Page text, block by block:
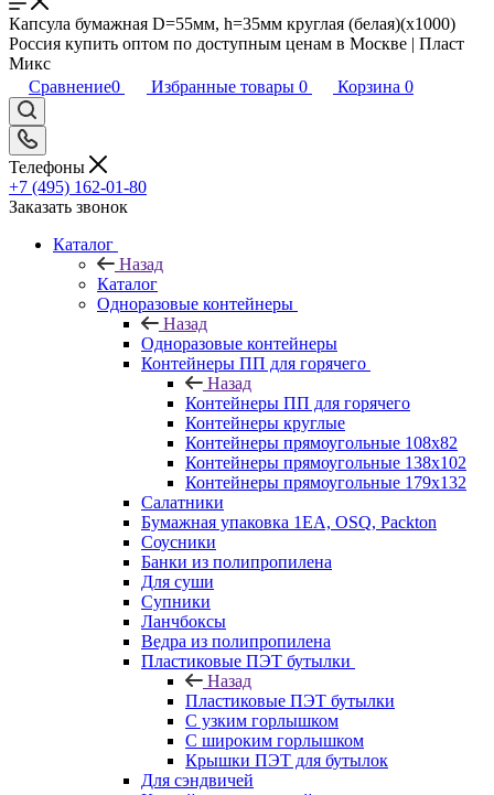
Капсула бумажная D=55мм, h=35мм круглая (белая)(х1000)
Россия купить оптом по доступным ценам в Москве | Пласт
Микс
Сравнение0 Избранные товары 0 Корзина 0
Телефоны
+7 (495) 162-01-80
Заказать звонок
Каталог
Назад
Каталог
Одноразовые контейнеры
Назад
Одноразовые контейнеры
Контейнеры ПП для горячего
Назад
Контейнеры ПП для горячего
Контейнеры круглые
Контейнеры прямоугольные 108х82
Контейнеры прямоугольные 138х102
Контейнеры прямоугольные 179х132
Салатники
Бумажная упаковка 1ЕА, OSQ, Packton
Соусники
Банки из полипропилена
Для суши
Супники
Ланчбоксы
Ведра из полипропилена
Пластиковые ПЭТ бутылки
Назад
Пластиковые ПЭТ бутылки
С узким горлышком
С широким горлышком
Крышки ПЭТ для бутылок
Для сэндвичей